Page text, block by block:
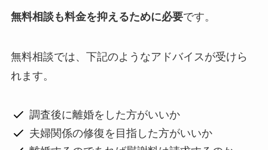
無料相談も料金を抑えるために必要です。
無料相談では、下記のようなアドバイスが受けら
れます。
調査後に離婚をした方がいいか
夫婦関係の修復を目指した方がいいか